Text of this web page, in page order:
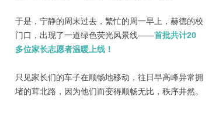
于是，宁静的周末过去，繁忙的周一早上，赫德的校
门口，出现了一道绿色荧光风景线——首批共计20
多位家长志愿者温暖上线！
只见家长们的车子在顺畅地移动，往日早高峰异常拥
堵的茸北路，因为他们而变得顺畅无比，秩序井然。